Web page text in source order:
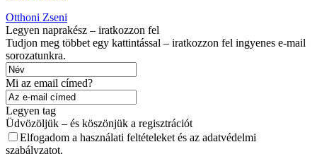
Otthoni Zseni
Legyen naprakész – iratkozzon fel
Tudjon meg többet egy kattintással – iratkozzon fel ingyenes e-mail
sorozatunkra.
Mi az email címed?
Legyen tag
Üdvözöljük – és köszönjük a regisztrációt
Elfogadom a használati feltételeket és az adatvédelmi
szabályzatot.